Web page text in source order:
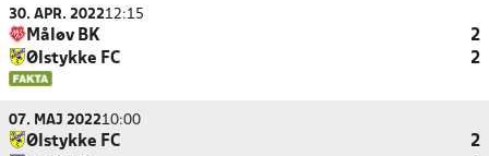
30. APR. 202212:15
Måløv BK
2
Ølstykke FC
2
07. MAJ 202210:00
Ølstykke FC
2